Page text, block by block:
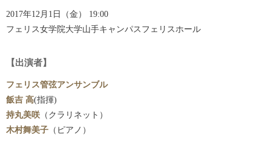
2017年12月1日（金） 19:00
フェリス女学院大学山手キャンパスフェリスホール
【出演者】
フェリス管弦アンサンブル
飯吉 高(指揮)
持丸美咲 （クラリネット）
木村舞美子 （ピアノ）